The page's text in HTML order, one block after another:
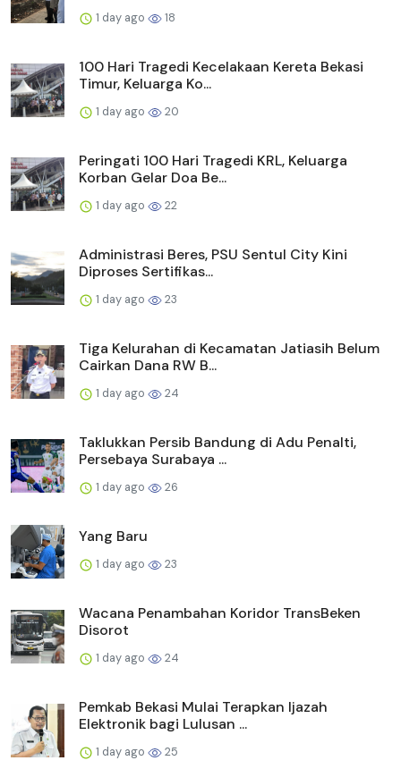
1 day ago 18
100 Hari Tragedi Kecelakaan Kereta Bekasi
Timur, Keluarga Ko...
1 day ago 20
Peringati 100 Hari Tragedi KRL, Keluarga
Korban Gelar Doa Be...
1 day ago 22
Administrasi Beres, PSU Sentul City Kini
Diproses Sertifikas...
1 day ago 23
Tiga Kelurahan di Kecamatan Jatiasih Belum
Cairkan Dana RW B...
1 day ago 24
Taklukkan Persib Bandung di Adu Penalti,
Persebaya Surabaya ...
1 day ago 26
Yang Baru
1 day ago 23
Wacana Penambahan Koridor TransBeken
Disorot
1 day ago 24
Pemkab Bekasi Mulai Terapkan Ijazah
Elektronik bagi Lulusan ...
1 day ago 25